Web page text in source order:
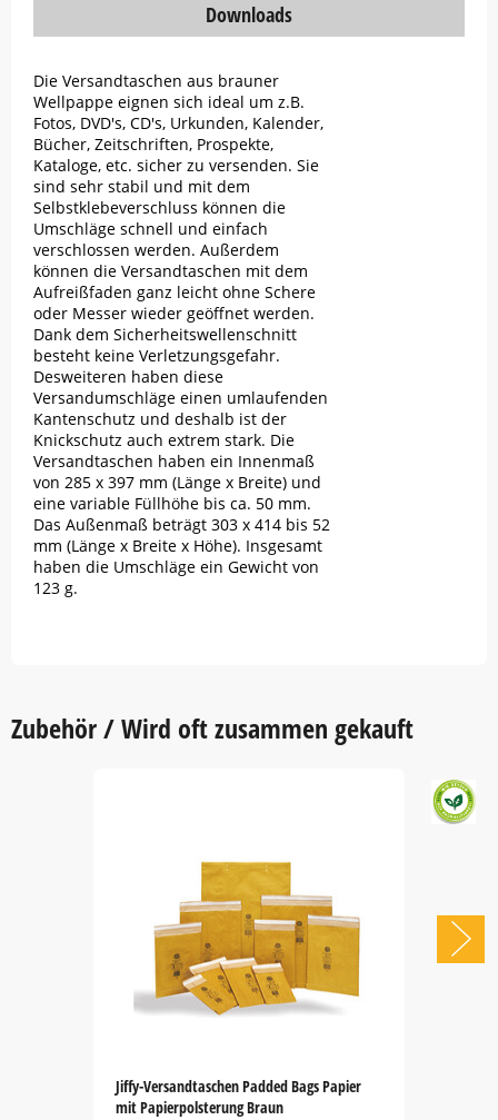
Downloads
Die Versandtaschen aus brauner
Wellpappe eignen sich ideal um z.B.
Fotos, DVD's, CD's, Urkunden, Kalender,
Bücher, Zeitschriften, Prospekte,
Kataloge, etc. sicher zu versenden. Sie
sind sehr stabil und mit dem
Selbstklebeverschluss können die
Umschläge schnell und einfach
verschlossen werden. Außerdem
können die Versandtaschen mit dem
Aufreißfaden ganz leicht ohne Schere
oder Messer wieder geöffnet werden.
Dank dem Sicherheitswellenschnitt
besteht keine Verletzungsgefahr.
Desweiteren haben diese
Versandumschläge einen umlaufenden
Kantenschutz und deshalb ist der
Knickschutz auch extrem stark. Die
Versandtaschen haben ein Innenmaß
von 285 x 397 mm (Länge x Breite) und
eine variable Füllhöhe bis ca. 50 mm.
Das Außenmaß beträgt 303 x 414 bis 52
mm (Länge x Breite x Höhe). Insgesamt
haben die Umschläge ein Gewicht von
123 g.
Zubehör / Wird oft zusammen gekauft
Jiffy-Versandtaschen Padded Bags Papier
mit Papierpolsterung Braun